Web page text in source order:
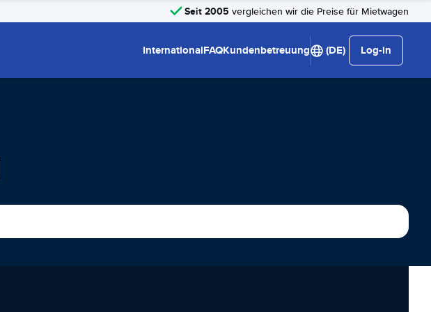
Seit 2005 vergleichen wir die Preise für Mietwagen
InternationalFAQKundenbetreuung (DE) Log-in